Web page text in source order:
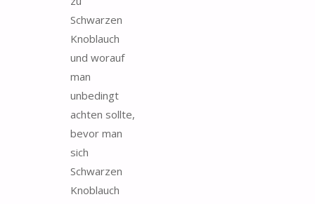
Schwarzen
Knoblauch
und worauf
man
unbedingt
achten sollte,
bevor man
sich
Schwarzen
Knoblauch